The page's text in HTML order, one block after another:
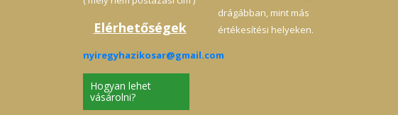
Elérhetőségek
nyiregyhazikosar@gmail.com
Hogyan lehet
vásárolni?
drágábban, mint más
értékesítési helyeken.